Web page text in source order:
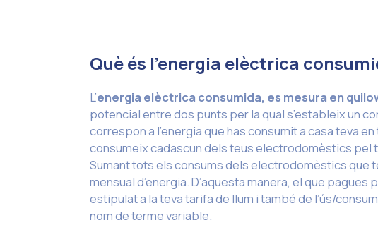
Què és l’energia elèctrica
L’energia elèctrica consumida, es mesura en
potencial entre dos punts per la qual s’estableix un
correspon a l’energia que has consumit a casa teva
consumeix cadascun dels teus electrodomèstics pel
Sumant tots els consums dels electrodomèstics que
mensual d’energia. D’aquesta manera, el que
estipulat a la teva tarifa de llum i també de l’ús/
nom de terme variable.